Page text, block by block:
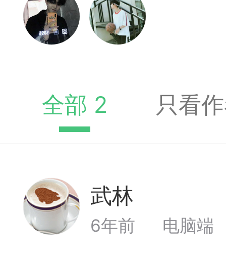
领悟
：1、想在手机上有超高
很老或很普通但想有超
全部 2 只看
武林
6年前
电脑端